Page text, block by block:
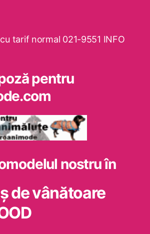
tarif normal 021-9551 INFO
pentru
nostru în
de vânătoare